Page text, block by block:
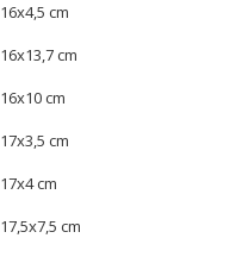
16x4,5 cm
16x13,7 cm
16x10 cm
17x3,5 cm
17x4 cm
17,5x7,5 cm